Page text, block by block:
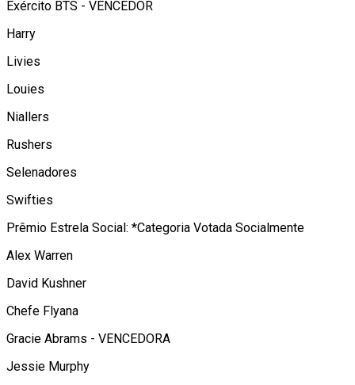
Exército BTS - VENCEDOR
Harry
Livies
Louies
Niallers
Rushers
Selenadores
Swifties
Prêmio Estrela Social: *Categoria Votada Socialmente
Alex Warren
David Kushner
Chefe Flyana
Gracie Abrams - VENCEDORA
Jessie Murphy